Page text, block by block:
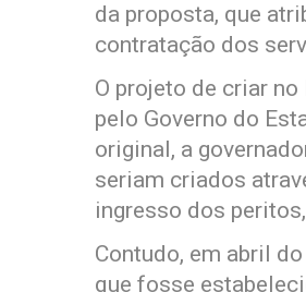
da proposta, que
contratação dos
O projeto de criar
pelo Governo do
original, a
seriam criados
ingresso dos
Contudo, em abril
que fosse